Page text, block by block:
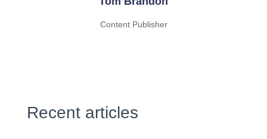
Content Publisher
Recent articles